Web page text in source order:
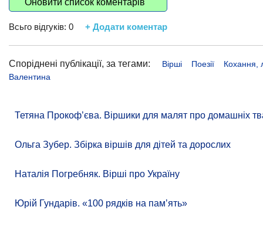
Оновити список коментарів
Всьго відгуків: 0 + Додати коментар
Споріднені публікації, за тегами: Вірші Поезії
Кохання,
Валентина
Тетяна Прокоф’єва. Віршики для малят про домашніх
Ольга Зубер. Збірка віршів для дітей та дорослих
Наталія Погребняк. Вірші про Україну
Юрій Гундарів. «100 рядків на памʼять»